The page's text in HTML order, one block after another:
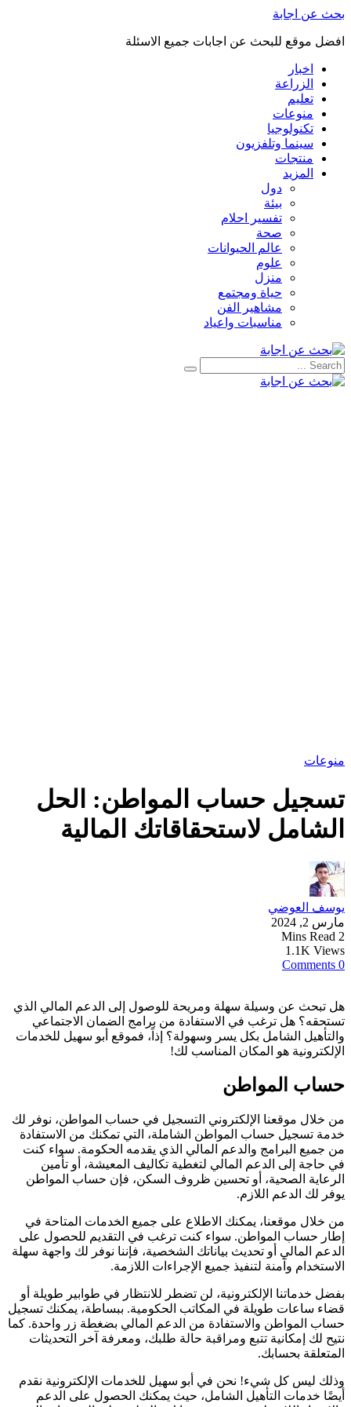
بحث عن اجابة
افضل موقع للبحث عن اجابات جميع الاسئلة
اخبار
الزراعة
تعليم
منوعات
تكنولوجيا
سينما وتلفزيون
منتجات
المزيد
دول
بيئة
تفسير احلام
صحة
عالم الحيوانات
علوم
منزل
حياة ومجتمع
مشاهير الفن
مناسبات واعياد
منوعات
تسجيل حساب المواطن: الحل
الشامل لاستحقاقاتك المالية
يوسف العوضي
مارس 2, 2024
2 Mins Read
1.1K Views
0 Comments
هل تبحث عن وسيلة سهلة ومريحة للوصول إلى الدعم المالي الذي
تستحقه؟ هل ترغب في الاستفادة من برامج الضمان الاجتماعي
والتأهيل الشامل بكل يسر وسهولة؟ إذاً، فموقع أبو سهيل للخدمات
الإلكترونية هو المكان المناسب لك!
حساب المواطن
من خلال موقعنا الإلكتروني التسجيل في حساب المواطن، نوفر لك
خدمة تسجيل حساب المواطن الشاملة، التي تمكنك من الاستفادة
من جميع البرامج والدعم المالي الذي يقدمه الحكومة. سواء كنت
في حاجة إلى الدعم المالي لتغطية تكاليف المعيشة، أو تأمين
الرعاية الصحية، أو تحسين ظروف السكن، فإن حساب المواطن
يوفر لك الدعم اللازم.
من خلال موقعنا، يمكنك الاطلاع على جميع الخدمات المتاحة في
إطار حساب المواطن. سواء كنت ترغب في التقديم للحصول على
الدعم المالي أو تحديث بياناتك الشخصية، فإننا نوفر لك واجهة سهلة
الاستخدام وآمنة لتنفيذ جميع الإجراءات اللازمة.
بفضل خدماتنا الإلكترونية، لن تضطر للانتظار في طوابير طويلة أو
قضاء ساعات طويلة في المكاتب الحكومية. ببساطة، يمكنك تسجيل
حساب المواطن والاستفادة من الدعم المالي بضغطة زر واحدة. كما
نتيح لك إمكانية تتبع ومراقبة حالة طلبك، ومعرفة آخر التحديثات
المتعلقة بحسابك.
وذلك ليس كل شيء! نحن في أبو سهيل للخدمات الإلكترونية نقدم
أيضًا خدمات التأهيل الشامل، حيث يمكنك الحصول على الدعم